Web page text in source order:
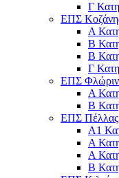
Γ
ΕΠΣ
Α
Β
Β
Γ
ΕΠΣ
Α
Β
ΕΠΣ Πέλλας
Α1
Α
Α
Β